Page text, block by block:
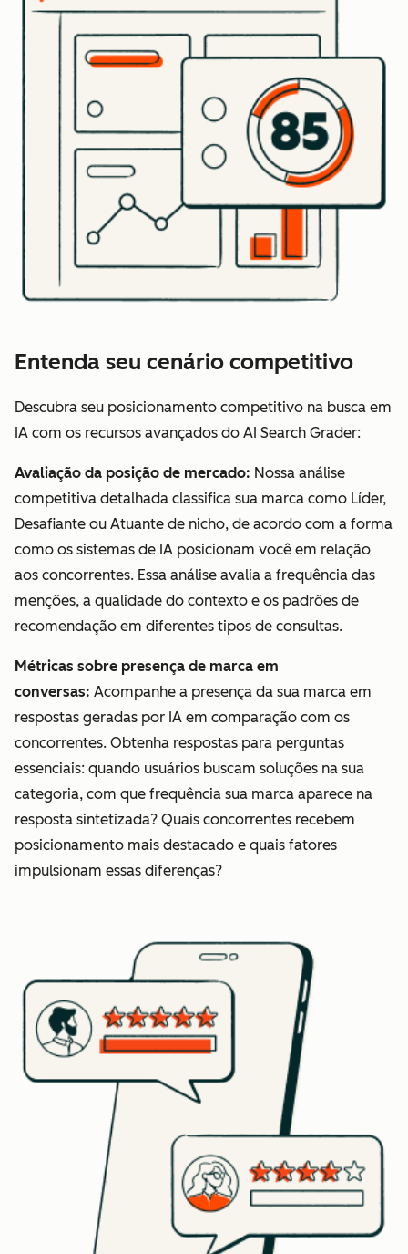
Entenda seu cenário competitivo
Descubra seu posicionamento competitivo na busca em
IA com os recursos avançados do AI Search Grader:
Avaliação da posição de mercado: Nossa análise
competitiva detalhada classifica sua marca como Líder,
Desafiante ou Atuante de nicho, de acordo com a forma
como os sistemas de IA posicionam você em relação
aos concorrentes. Essa análise avalia a frequência das
menções, a qualidade do contexto e os padrões de
recomendação em diferentes tipos de consultas.
Métricas sobre presença de marca em
conversas: Acompanhe a presença da sua marca em
respostas geradas por IA em comparação com os
concorrentes. Obtenha respostas para perguntas
essenciais: quando usuários buscam soluções na sua
categoria, com que frequência sua marca aparece na
resposta sintetizada? Quais concorrentes recebem
posicionamento mais destacado e quais fatores
impulsionam essas diferenças?